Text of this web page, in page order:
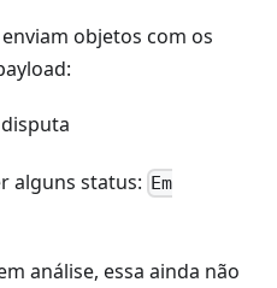
enviam objetos com os
alguns status: Em
análise, essa ainda não